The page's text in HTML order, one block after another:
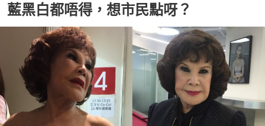
藍黑白都唔得，想市民點呀？